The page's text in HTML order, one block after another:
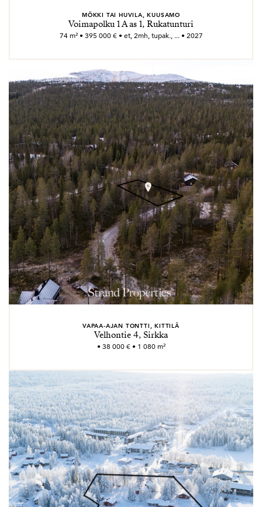
MÖKKI TAI HUVILA, KUUSAMO
Voimapolku 1 A as 1, Rukatunturi
74 m² • 395 000 € • et, 2mh, tupak., ... • 2027
VAPAA-AJAN TONTTI, KITTILÄ
Velhontie 4, Sirkka
• 38 000 € • 1 080 m²